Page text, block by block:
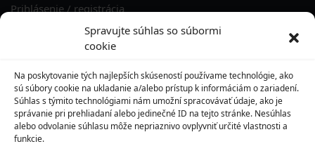
Spravujte súhlas so súbormi
cookie
Na poskytovanie tých najlepších skúseností používame technológie, ako
sú súbory cookie na ukladanie a/alebo prístup k informáciám o zariadení.
Súhlas s týmito technológiami nám umožní spracovávať údaje, ako je
správanie pri prehliadaní alebo jedinečné ID na tejto stránke. Nesúhlas
alebo odvolanie súhlasu môže nepriaznivo ovplyvniť určité vlastnosti a
funkcie.
Prihlásenie / registrácia
História objednávok
Zľavové kupóny
KONTAKT
MAXILO DENTAL, s. r. o.